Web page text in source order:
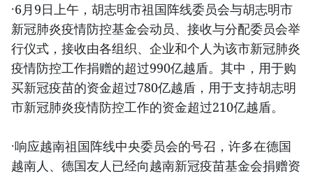
·6月9日上午，胡志明市祖国阵线委员会与胡志明市
新冠肺炎疫情防控基金会动员、接收与分配委员会举
行仪式，接收由各组织、企业和个人为该市新冠肺炎
疫情防控工作捐赠的超过990亿越盾。其中，用于购
买新冠疫苗的资金超过780亿越盾，用于支持胡志明
市新冠肺炎疫情防控工作的资金超过210亿越盾。
·响应越南祖国阵线中央委员会的号召，许多在德国
越南人、德国友人已经向越南新冠疫苗基金会捐赠资